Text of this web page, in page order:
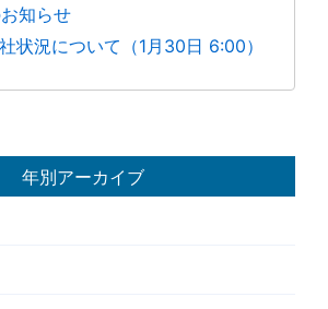
知らせ
状況について（1月30日 6:00）
年別アーカイブ